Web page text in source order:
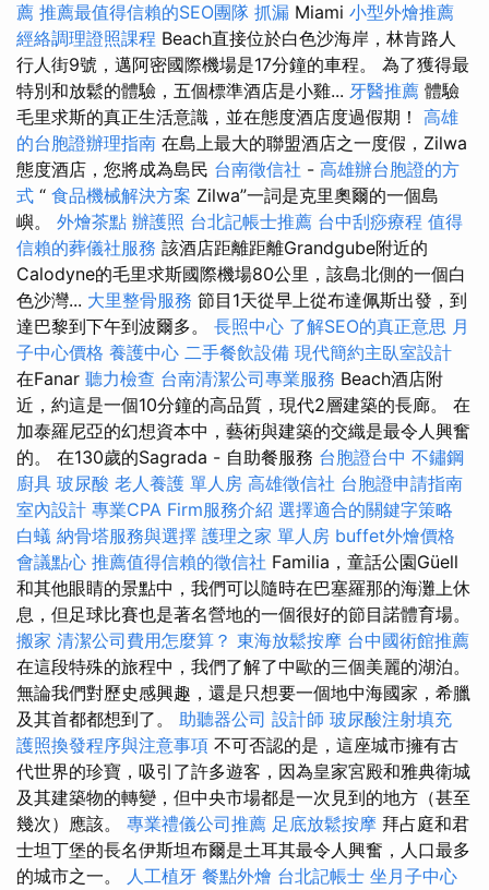
薦 推薦最值得信賴的SEO團隊 抓漏 Miami 小型外燴推薦
經絡調理證照課程 Beach直接位於白色沙海岸，林肯路人
行人街9號，邁阿密國際機場是17分鐘的車程。 為了獲得最
特別和放鬆的體驗，五個標準酒店是小雞... 牙醫推薦 體驗
毛里求斯的真正生活意識，並在態度酒店度過假期！ 高雄
的台胞證辦理指南 在島上最大的聯盟酒店之一度假，Zilwa
態度酒店，您將成為島民 台南徵信社 - 高雄辦台胞證的方
式 “ 食品機械解決方案 Zilwa”一詞是克里奧爾的一個島
嶼。 外燴茶點 辦護照 台北記帳士推薦 台中刮痧療程 值得
信賴的葬儀社服務 該酒店距離距離Grandgube附近的
Calodyne的毛里求斯國際機場80公里，該島北側的一個白
色沙灣... 大里整骨服務 節目1天從早上從布達佩斯出發，到
達巴黎到下午到波爾多。 長照中心 了解SEO的真正意思 月
子中心價格 養護中心 二手餐飲設備 現代簡約主臥室設計
在Fanar 聽力檢查 台南清潔公司專業服務 Beach酒店附
近，約這是一個10分鐘的高品質，現代2層建築的長廊。 在
加泰羅尼亞的幻想資本中，藝術與建築的交織是最令人興奮
的。 在130歲的Sagrada - 自助餐服務 台胞證台中 不鏽鋼
廚具 玻尿酸 老人養護 單人房 高雄徵信社 台胞證申請指南
室內設計 專業CPA Firm服務介紹 選擇適合的關鍵字策略
白蟻 納骨塔服務與選擇 護理之家 單人房 buffet外燴價格
會議點心 推薦值得信賴的徵信社 Familia，童話公園Güell
和其他眼睛的景點中，我們可以隨時在巴塞羅那的海灘上休
息，但足球比賽也是著名營地的一個很好的節目諾體育場。
搬家 清潔公司費用怎麼算？ 東海放鬆按摩 台中國術館推薦
在這段特殊的旅程中，我們了解了中歐的三個美麗的湖泊。
無論我們對歷史感興趣，還是只想要一個地中海國家，希臘
及其首都都想到了。 助聽器公司 設計師 玻尿酸注射填充
護照換發程序與注意事項 不可否認的是，這座城市擁有古
代世界的珍寶，吸引了許多遊客，因為皇家宮殿和雅典衛城
及其建築物的轉變，但中央市場都是一次見到的地方（甚至
幾次）應該。 專業禮儀公司推薦 足底放鬆按摩 拜占庭和君
士坦丁堡的長名伊斯坦布爾是土耳其最令人興奮，人口最多
的城市之一。 人工植牙 餐點外燴 台北記帳士 坐月子中心